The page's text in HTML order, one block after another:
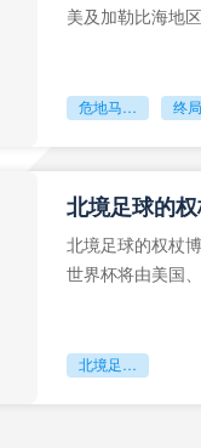
美及加勒比海地
危地马拉困守墨超迷局
北境足球的
北境足球的权杖
世界杯将由美国
北境足球的权杖博弈：世界杯背后的北美棋局